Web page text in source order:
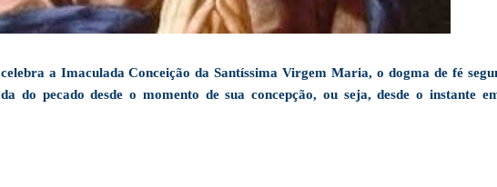
a Imaculada Conceição da Santíssima Virgem Maria, o dogma de fé
do pecado desde o momento de sua concepção, ou seja, desde o instante